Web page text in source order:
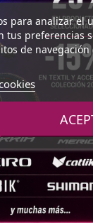
CHALECOS
CHALECO
HIRU
MUJER 2022
Añadir al
-20,00 €
CHALECOS
CHALECO
GILET HOMBRE
Añadir al
para analizar el
preferencias
de navegación